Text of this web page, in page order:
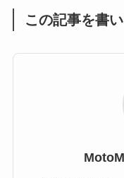
この記事を書